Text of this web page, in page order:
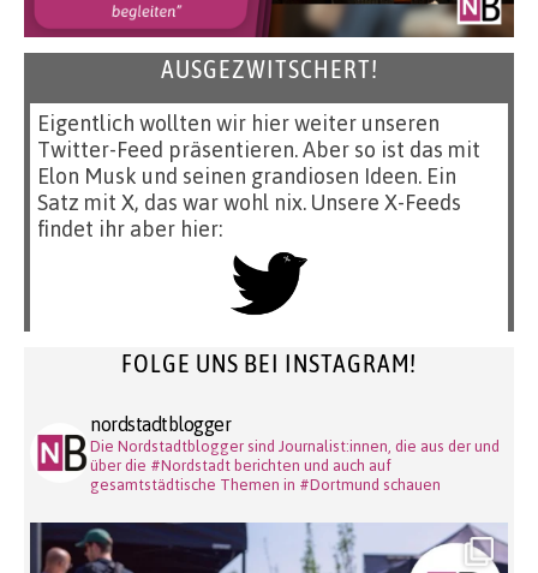
AUSGEZWITSCHERT!
Eigentlich wollten wir hier weiter unseren
Twitter-Feed präsentieren. Aber so ist das mit
Elon Musk und seinen grandiosen Ideen. Ein
Satz mit X, das war wohl nix. Unsere X-Feeds
findet ihr aber hier:
FOLGE UNS BEI INSTAGRAM!
nordstadtblogger
Die Nordstadtblogger sind Journalist:innen, die aus der und
über die #Nordstadt berichten und auch auf
gesamtstädtische Themen in #Dortmund schauen